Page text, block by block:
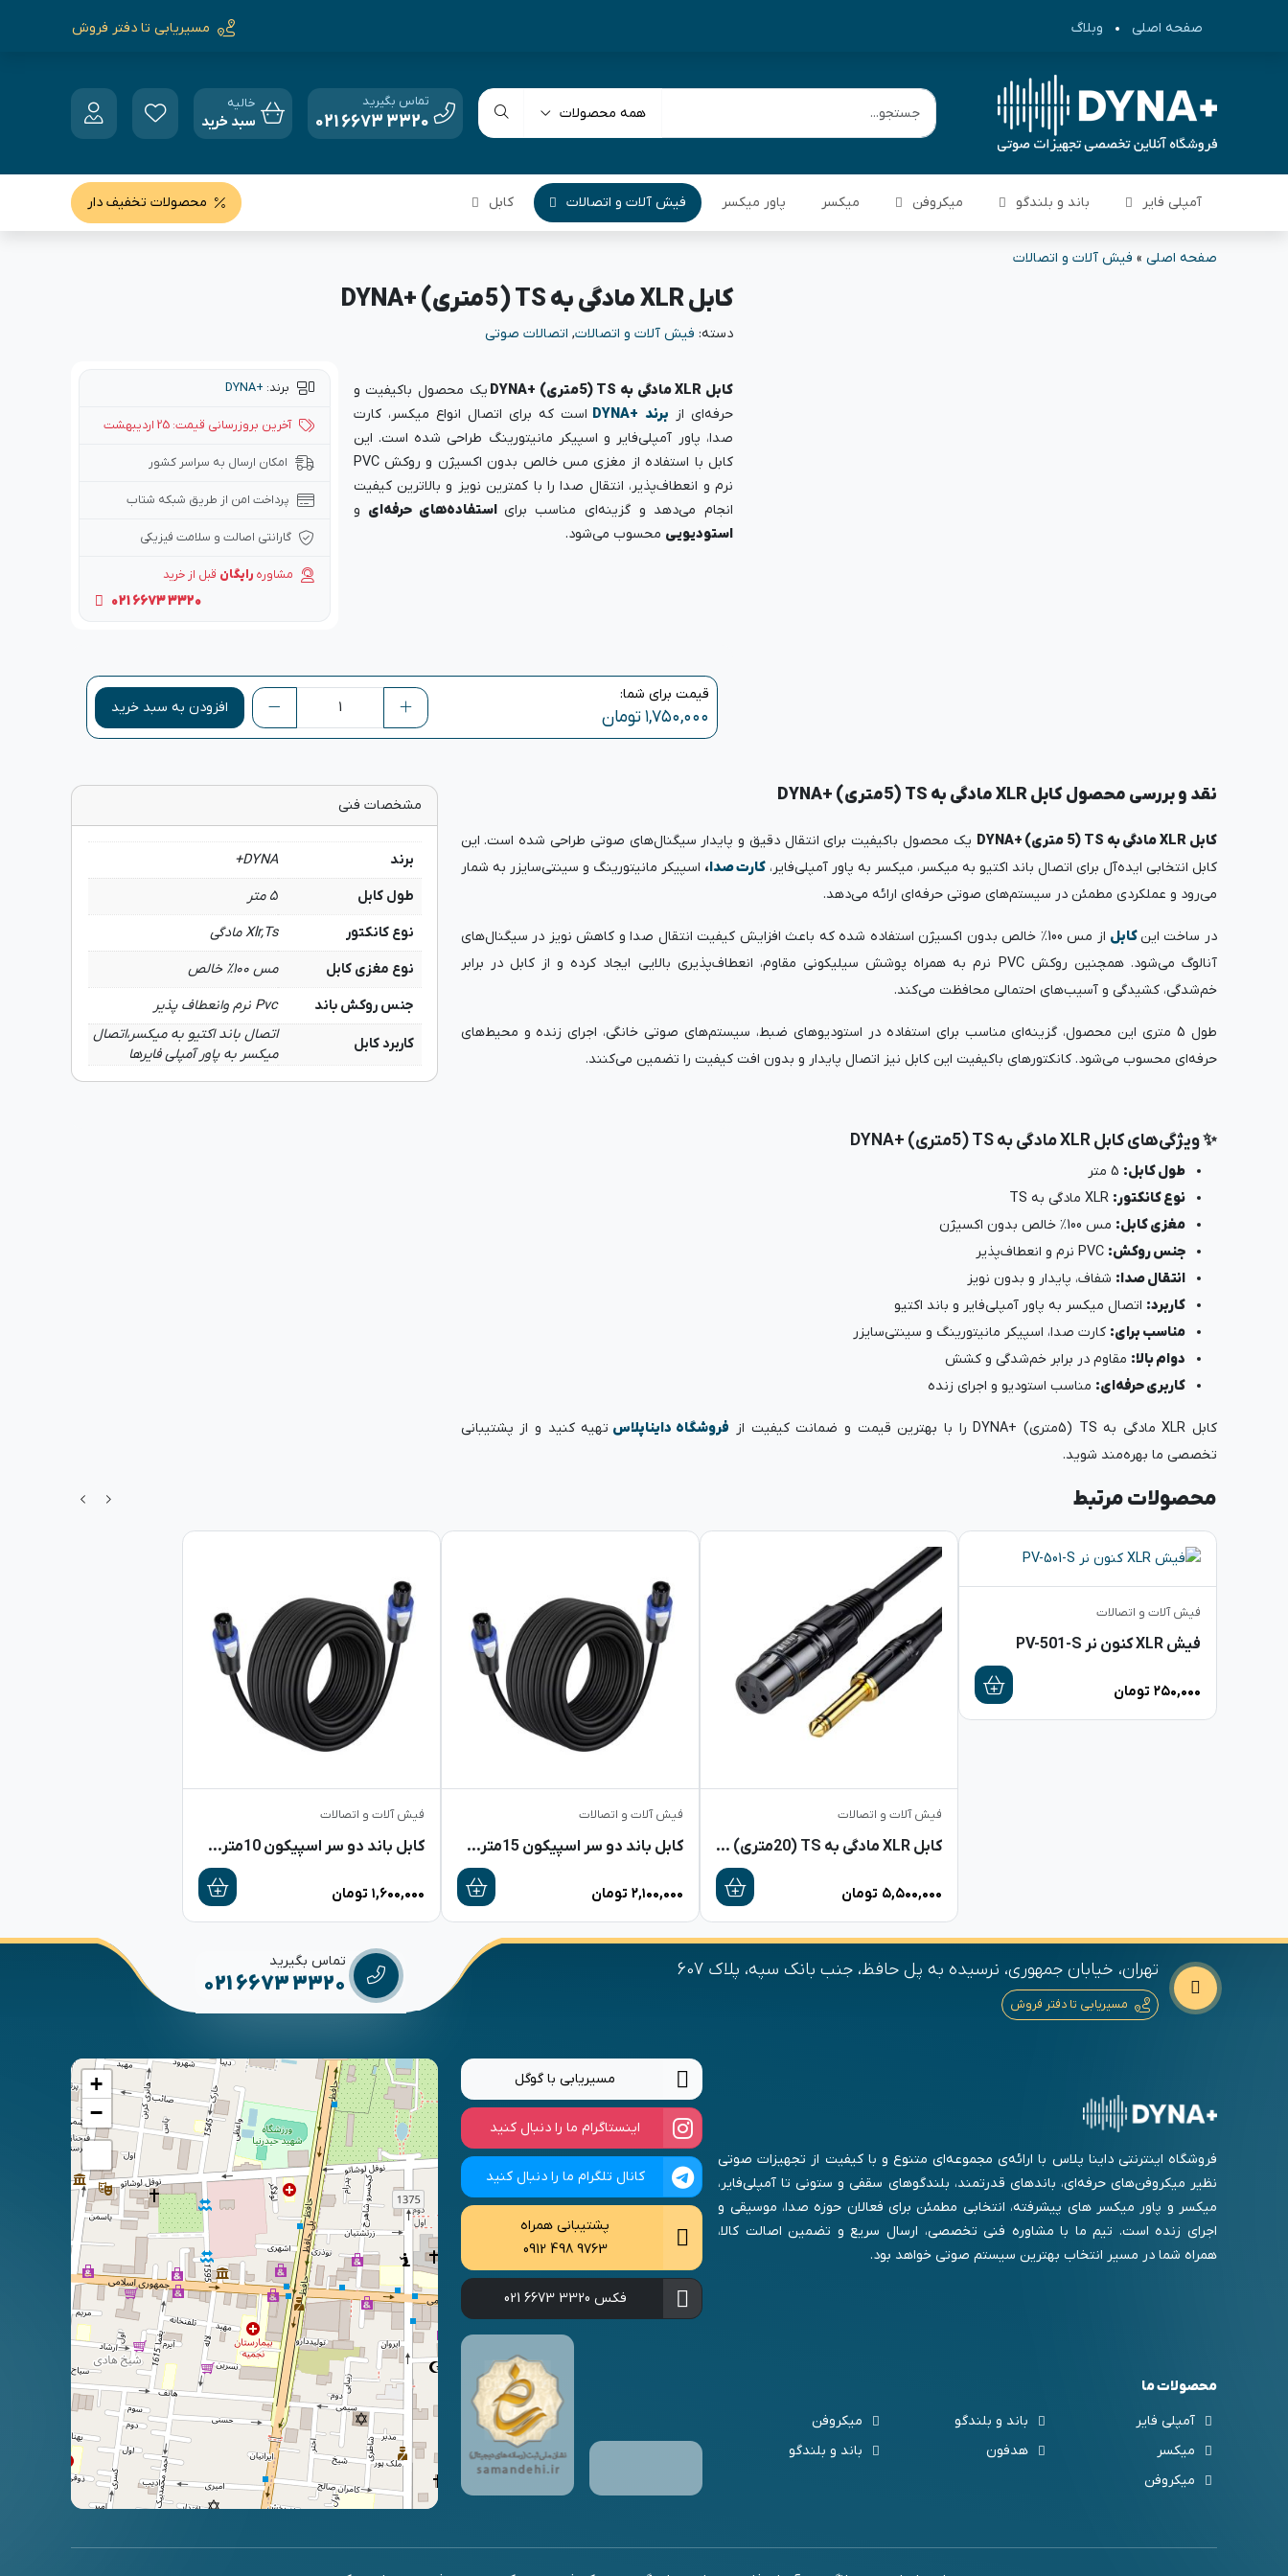
صفحه اصلی وبلاگ مسیریابی تا دفتر فروش
همه محصولات
تماس بگیرید
021 6673 3320
خالیه
سبد خرید
آمپلی فایر باند و بلندگو میکروفن میکسر پاور میکسر فیش آلات و اتصالات کابل محصولات تخفیف دار
صفحه اصلی » فیش آلات و اتصالات
کابل XLR مادگی به TS (5متری) +DYNA
دسته: فیش آلات و اتصالات, اتصالات صوتی
کابل XLR مادگی به TS (5متری) +DYNA
یک محصول باکیفیت و
حرفه‌ای از برند +DYNA
است که برای اتصال انواع میکسر، کارت
صدا، پاور آمپلی‌فایر و اسپیکر مانیتورینگ طراحی شده است. این
کابل با استفاده از مغزی مس خالص بدون اکسیژن و روکش PVC
نرم و انعطاف‌پذیر، انتقال صدا را با کمترین نویز و بالاترین کیفیت
انجام می‌دهد و گزینه‌ای مناسب برای استفاده‌های حرفه‌ای و
استودیویی محسوب می‌شود.
برند: +DYNA
آخرین بروزرسانی قیمت: 25 اردیبهشت
امکان ارسال به سراسر کشور
پرداخت امن از طریق شبکه شتاب
گارانتی اصالت و سلامت فیزیکی
مشاورهرایگان قبل از خرید
021 6673 3320
قیمت برای شما:
۱,۷۵۰,۰۰۰تومان افزودن به سبد خرید
نقد و بررسی محصول کابل XLR مادگی به TS (5متری) +DYNA
کابل XLR مادگی به TS (5 متری) +DYNA
یک محصول باکیفیت برای انتقال دقیق و پایدار سیگنال‌های صوتی طراحی شده است. این
کابل انتخابی ایده‌آل برای اتصال باند اکتیو به میکسر، میکسر به پاور آمپلی‌فایر،کارت صدا، اسپیکر مانیتورینگ و سینتی‌سایزر به شمار
می‌رود و عملکردی مطمئن در سیستم‌های صوتی حرفه‌ای ارائه می‌دهد.
در ساخت اینکابل
از مس 100٪ خالص بدون اکسیژن استفاده شده که باعث افزایش کیفیت انتقال صدا و کاهش نویز در سیگنال‌های
آنالوگ می‌شود. همچنین روکش PVC نرم به همراه پوشش سیلیکونی مقاوم، انعطاف‌پذیری بالایی ایجاد کرده و از کابل در برابر
خم‌شدگی، کشیدگی و آسیب‌های احتمالی محافظت می‌کند.
طول 5 متری این محصول، گزینه‌ای مناسب برای استفاده در استودیوهای ضبط، سیستم‌های صوتی خانگی، اجرای زنده و محیط‌های
حرفه‌ای محسوب می‌شود. کانکتورهای باکیفیت این کابل نیز اتصال پایدار و بدون افت کیفیت را تضمین می‌کنند.
✨ ویژگی‌های کابل XLR مادگی به TS (5متری) +DYNA
طول کابل:
نوع کانکتور:
مغزی کابل: مس 100٪ خالص بدون اکسیژن
جنس روکش:
انتقال صدا: شفاف، پایدار و بدون نویز
کاربرد: اتصال میکسر به پاور آمپلی‌فایر و باند اکتیو
مناسب برای: کارت صدا، اسپیکر مانیتورینگ و سینتی‌سایزر
دوام بالا: مقاوم در برابر خم‌شدگی و کشش
کاربری حرفه‌ای: مناسب استودیو و اجرای زنده
کابل XLR مادگی به TS (5متری) +DYNA را با بهترین قیمت و ضمانت کیفیت از فروشگاه دایناپلاس تهیه کنید و از پشتیبانی
تخصصی ما بهره‌مند شوید.
مشخصات فنی
برند
DYNA+
طول کابل
5 متر
نوع کانکتور
Xlr,Ts مادگی
نوع مغزی کابل
مس 100% خالص
جنس روکش باند
Pvc نرم وانعطاف پذیر
کاربرد کابل
اتصال باند اکتیو به میکسر،اتصال
میکسر به پاور آمپلی فایرها
محصولات مرتبط
فیش آلات و اتصالات
فیش XLR کنون نر PV-501-S
۲۵۰,۰۰۰ تومان
فیش آلات و اتصالات
کابل XLR مادگی به TS (20متری) +DYNA
۵,۵۰۰,۰۰۰ تومان
فیش آلات و اتصالات
کابل باند دو سر اسپیکون 15متری +DYNA
۲,۱۰۰,۰۰۰ تومان
فیش آلات و اتصالات
کابل باند دو سر اسپیکون 10متری +DYNA
۱,۶۰۰,۰۰۰ تومان
تهران، خیابان جمهوری، نرسیده به پل حافظ، جنب بانک سپه، پلاک 607
مسیریابی تا دفتر فروش
تماس بگیرید
021 6673 3320
فروشگاه اینترنتی داینا پلاس با ارائه‌ی مجموعه‌ای متنوع و با کیفیت از تجهیزات صوتی
نظیر میکروفن‌های حرفه‌ای، باندهای قدرتمند، بلندگوهای سقفی و ستونی تا آمپلی‌فایر،
میکسر و پاور میکسر های پیشرفته، انتخابی مطمئن برای فعالان حوزه صدا، موسیقی و
اجرای زنده است. تیم ما با مشاوره فنی تخصصی، ارسال سریع و تضمین اصالت کالا،
همراه شما در مسیر انتخاب بهترین سیستم صوتی خواهد بود.
مسیریابی با گوگل
اینستاگرام ما را دنبال کنید
کانال تلگرام ما را دنبال کنید
پشتیبانی همراه
0912 498 9763
فکس 021 6673 3320
محصولات ما
آمپلی فایر
باند و بلندگو
میکروفن
میکسر
هدفون
باند و بلندگو
میکروفن
+
−